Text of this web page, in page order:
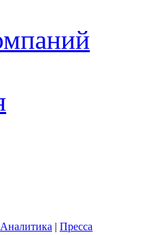
Аналитика | Пресса